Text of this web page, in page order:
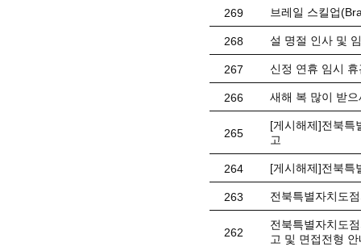
269 브레일 스킬업
268 설 명절 인사 및
267 신정 연휴 임시
266 새해 복 많이 받
265
[게시해제]전북특
고
264 [게시해제]전북특
263 전북특별자치도
262
전북특별자치도
고 및 면접전형 안